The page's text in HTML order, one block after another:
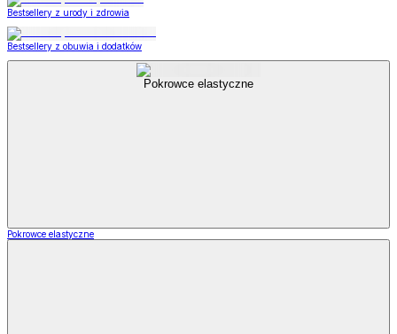
Bestsellery z urody i zdrowia
Bestsellery z obuwia i dodatków
Pokrowce elastyczne
Pokrowce elastyczne